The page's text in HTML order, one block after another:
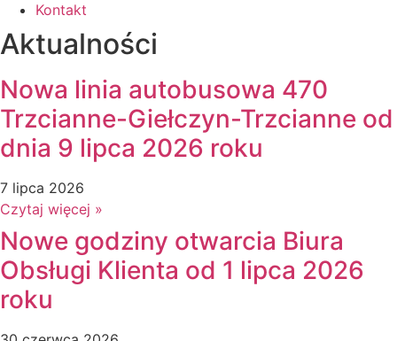
Kontakt
Aktualności
Nowa linia autobusowa 470
Trzcianne-Giełczyn-Trzcianne od
dnia 9 lipca 2026 roku
7 lipca 2026
Czytaj więcej »
Nowe godziny otwarcia Biura
Obsługi Klienta od 1 lipca 2026
roku